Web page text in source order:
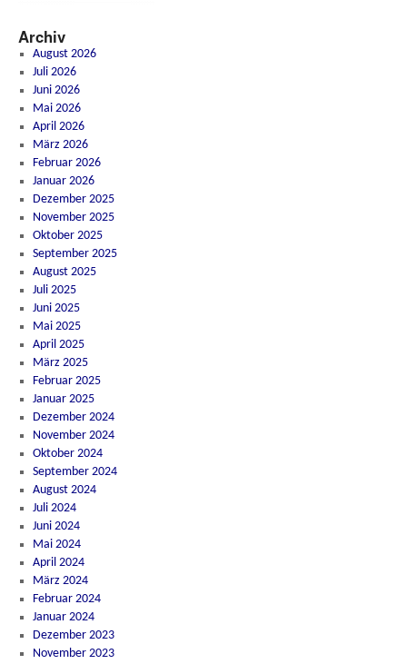
Archiv
August 2026
Juli 2026
Juni 2026
Mai 2026
April 2026
März 2026
Februar 2026
Januar 2026
Dezember 2025
November 2025
Oktober 2025
September 2025
August 2025
Juli 2025
Juni 2025
Mai 2025
April 2025
März 2025
Februar 2025
Januar 2025
Dezember 2024
November 2024
Oktober 2024
September 2024
August 2024
Juli 2024
Juni 2024
Mai 2024
April 2024
März 2024
Februar 2024
Januar 2024
Dezember 2023
November 2023